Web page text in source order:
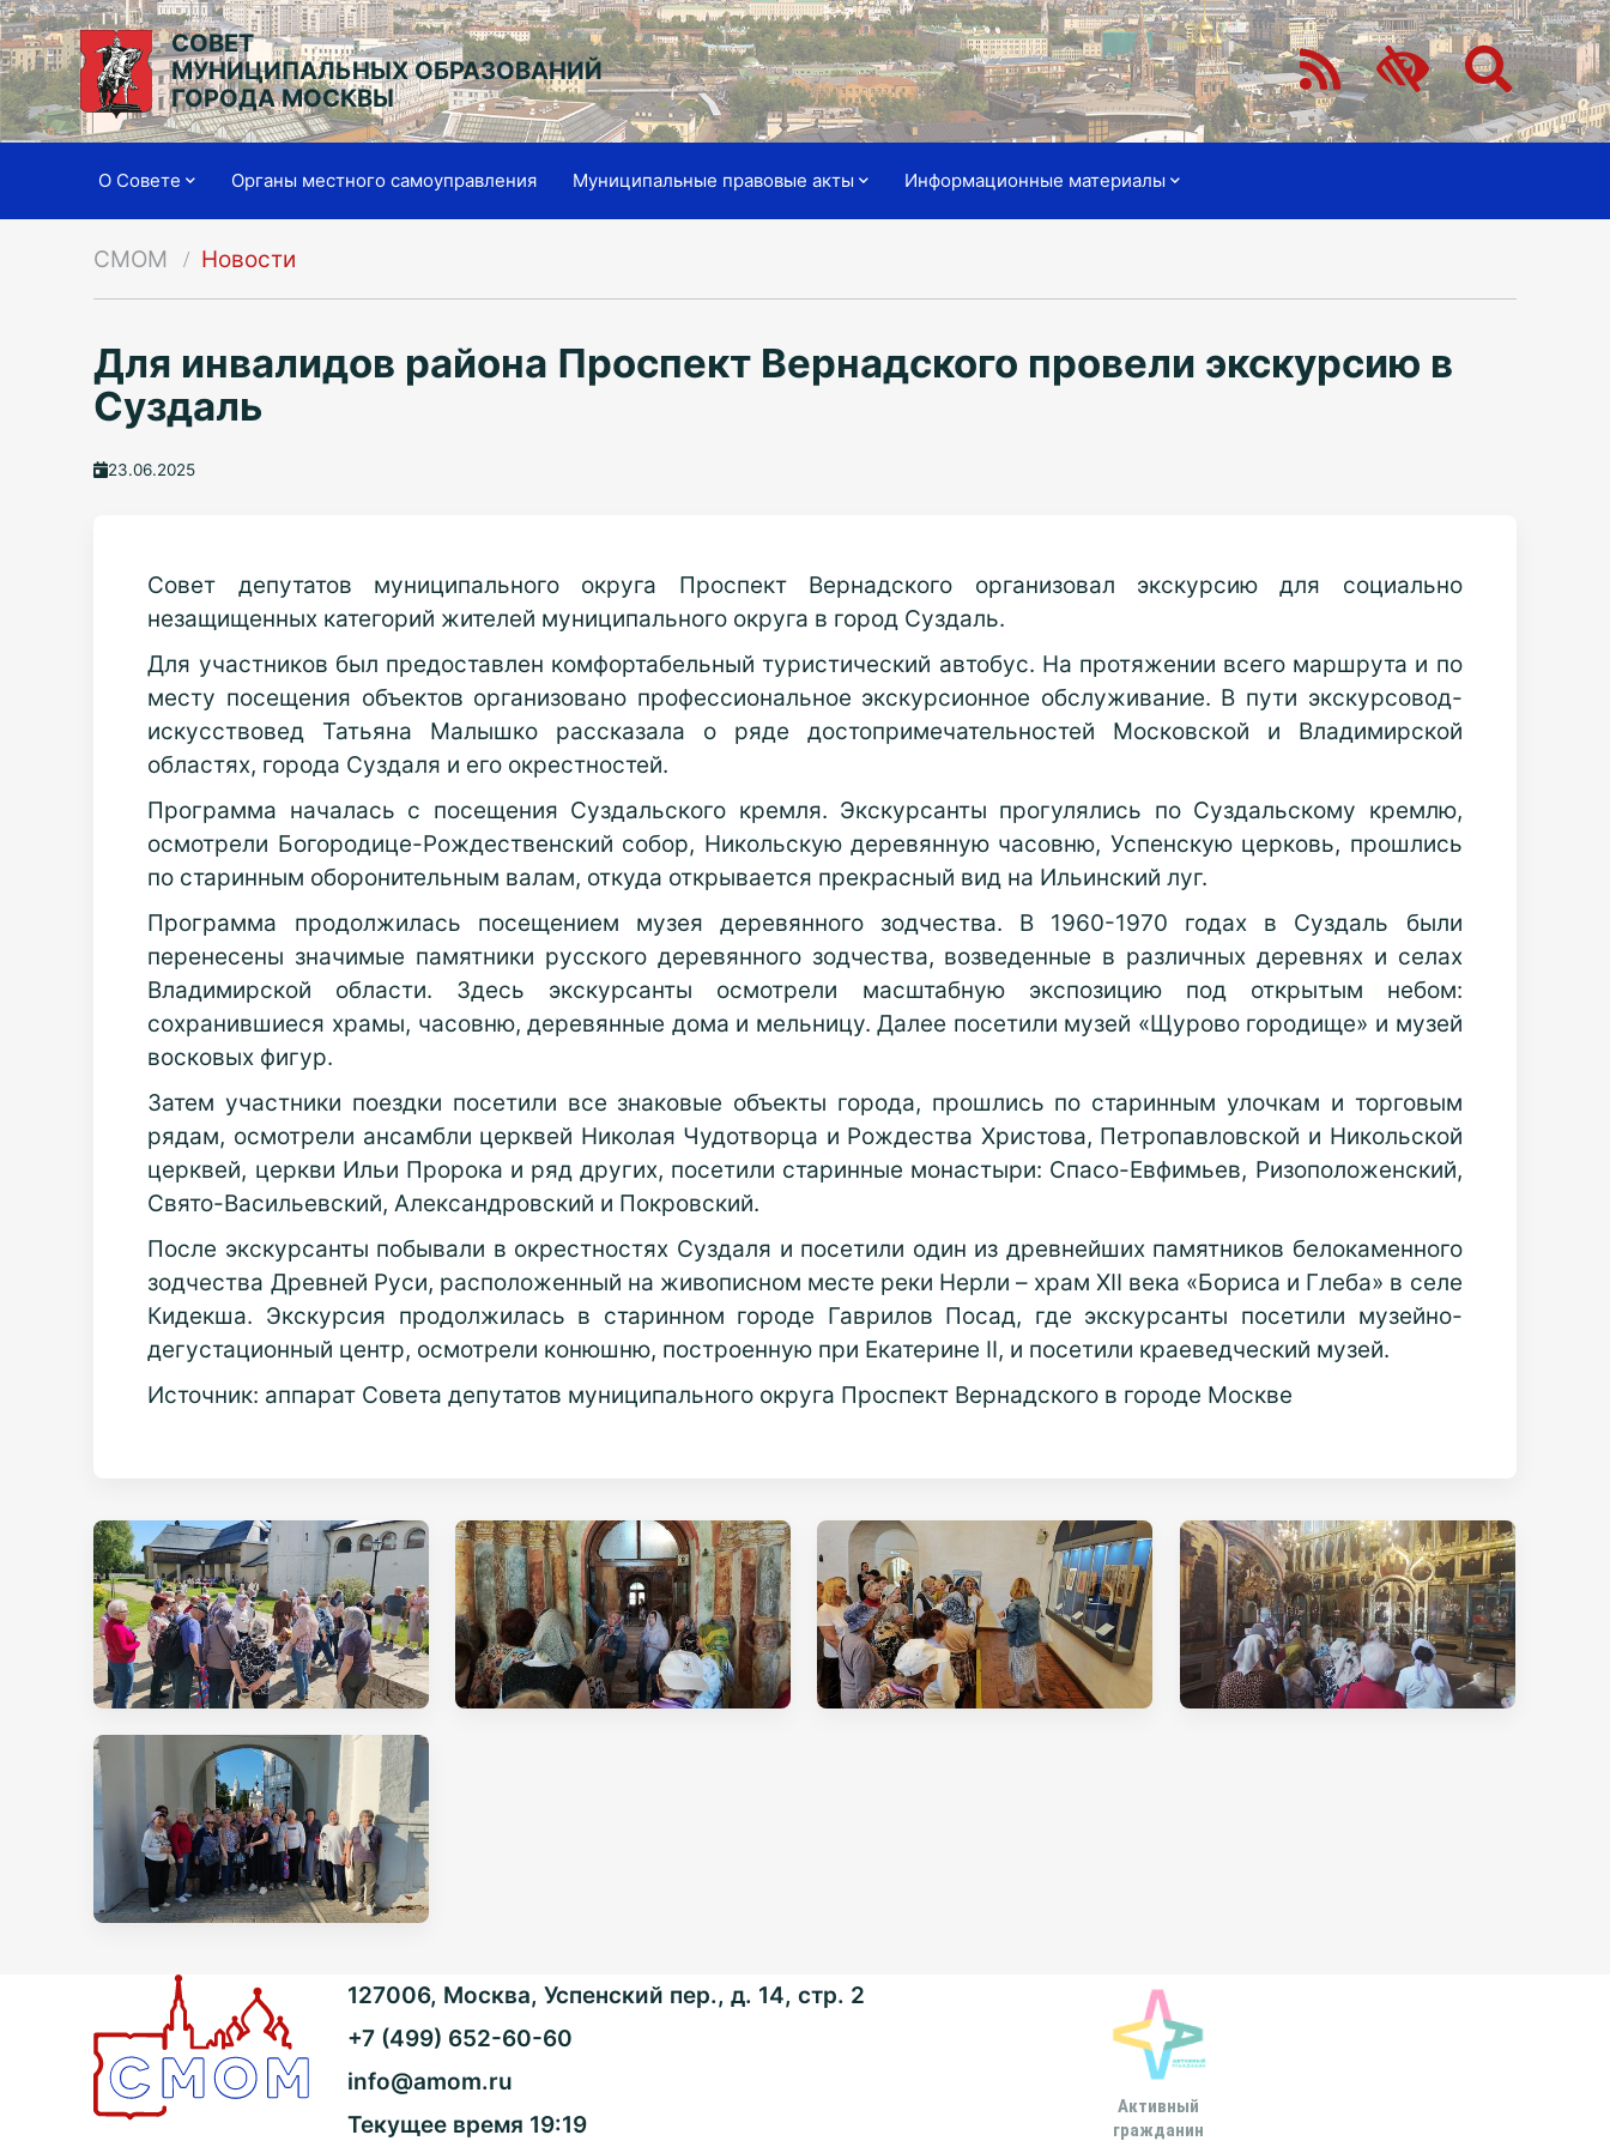
СОВЕТ
МУНИЦИПАЛЬНЫХ ОБРАЗОВАНИЙ
ГОРОДА МОСКВЫ
О Совете Органы местного самоуправления Муниципальные правовые акты Информационные материалы
СМОМ Новости
Для инвалидов района Проспект Вернадского провели экскурсию в
Суздаль
23.06.2025
Совет депутатов муниципального округа Проспект Вернадского организовал экскурсию для социально
незащищенных категорий жителей муниципального округа в город Суздаль.
Для участников был предоставлен комфортабельный туристический автобус. На протяжении всего маршрута и по
месту посещения объектов организовано профессиональное экскурсионное обслуживание. В пути экскурсовод-
искусствовед Татьяна Малышко рассказала о ряде достопримечательностей Московской и Владимирской
областях, города Суздаля и его окрестностей.
Программа началась с посещения Суздальского кремля. Экскурсанты прогулялись по Суздальскому кремлю,
осмотрели Богородице-Рождественский собор, Никольскую деревянную часовню, Успенскую церковь, прошлись
по старинным оборонительным валам, откуда открывается прекрасный вид на Ильинский луг.
Программа продолжилась посещением музея деревянного зодчества. В 1960-1970 годах в Суздаль были
перенесены значимые памятники русского деревянного зодчества, возведенные в различных деревнях и селах
Владимирской области. Здесь экскурсанты осмотрели масштабную экспозицию под открытым небом:
сохранившиеся храмы, часовню, деревянные дома и мельницу. Далее посетили музей «Щурово городище» и музей
восковых фигур.
Затем участники поездки посетили все знаковые объекты города, прошлись по старинным улочкам и торговым
рядам, осмотрели ансамбли церквей Николая Чудотворца и Рождества Христова, Петропавловской и Никольской
церквей, церкви Ильи Пророка и ряд других, посетили старинные монастыри: Спасо-Евфимьев, Ризоположенский,
Свято-Васильевский, Александровский и Покровский.
После экскурсанты побывали в окрестностях Суздаля и посетили один из древнейших памятников белокаменного
зодчества Древней Руси, расположенный на живописном месте реки Нерли – храм XII века «Бориса и Глеба» в селе
Кидекша. Экскурсия продолжилась в старинном городе Гаврилов Посад, где экскурсанты посетили музейно-
дегустационный центр, осмотрели конюшню, построенную при Екатерине II, и посетили краеведческий музей.
Источник: аппарат Совета депутатов муниципального округа Проспект Вернадского в городе Москве
127006, Москва, Успенский пер., д. 14, стр. 2
+7 (499) 652-60-60
info@amom.ru
Текущее время 19:19
Активный
гражданин